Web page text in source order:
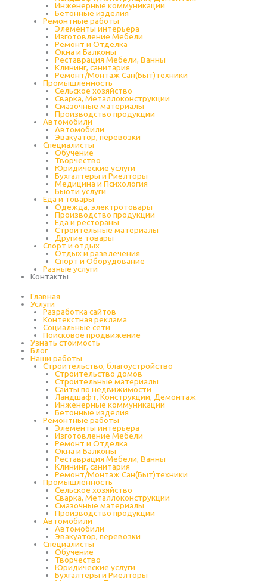
Инженерные коммуникации
Бетонные изделия
Ремонтные работы
Элементы интерьера
Изготовление Мебели
Ремонт и Отделка
Окна и Балконы
Реставрация Мебели, Ванны
Клининг, санитария
Ремонт/Монтаж Сан(Быт)техники
Промышленность
Cельское хозяйство
Сварка, Металлоконструкции
Cмазочные материалы
Производство продукции
Автомобили
Автомобили
Эвакуатор, перевозки
Специалисты
Обучение
Творчество
Юридические услуги
Бухгалтеры и Риелторы
Медицина и Психология
Бьюти услуги
Еда и товары
Одежда, электротовары
Производство продукции
Еда и рестораны
Строительные материалы
Другие товары
Спорт и отдых
Отдых и развлечения
Спорт и Оборудование
Разные услуги
Контакты
Главная
Услуги
Разработка сайтов
Контекстная реклама
Социальные сети
Поисковое продвижение
Узнать стоимость
Блог
Наши работы
Строительство, благоустройство
Строительство домов
Строительные материалы
Сайты по недвижимости
Ландшафт, Конструкции, Демонтаж
Инженерные коммуникации
Бетонные изделия
Ремонтные работы
Элементы интерьера
Изготовление Мебели
Ремонт и Отделка
Окна и Балконы
Реставрация Мебели, Ванны
Клининг, санитария
Ремонт/Монтаж Сан(Быт)техники
Промышленность
Cельское хозяйство
Сварка, Металлоконструкции
Cмазочные материалы
Производство продукции
Автомобили
Автомобили
Эвакуатор, перевозки
Специалисты
Обучение
Творчество
Юридические услуги
Бухгалтеры и Риелторы